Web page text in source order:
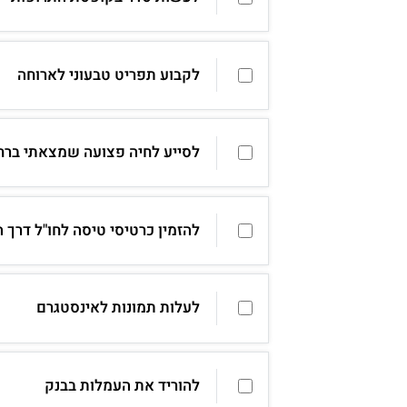
לקבוע תפריט טבעוני לארוחה
לסייע לחיה פצועה שמצאתי
להזמין כרטיסי טיסה לחו"ל דרך
לעלות תמונות לאינסטגרם
להוריד את העמלות בבנק